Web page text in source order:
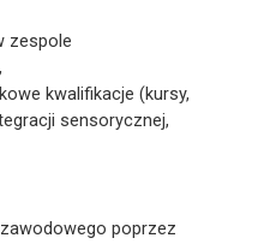
zespole
kwalifikacje (kursy,
sensorycznej,
poprzez